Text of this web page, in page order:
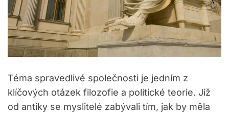
Téma spravedlivé společnosti je jedním z
klíčových otázek filozofie a politické teorie. Již
od antiky se myslitelé zabývali tím, jak by měla